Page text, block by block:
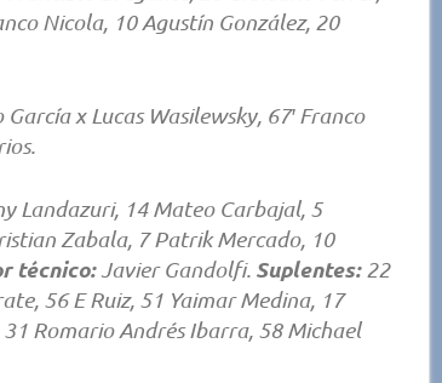
Nicola, 10 Agustín González, 20
x Lucas Wasilewsky, 67′ Franco
Landazuri, 14 Mateo Carbajal, 5
Zabala, 7 Patrik Mercado, 10
técnico:Javier Gandolfi. Suplentes:22
56 E Ruiz, 51 Yaimar Medina, 17
Romario Andrés Ibarra, 58 Michael